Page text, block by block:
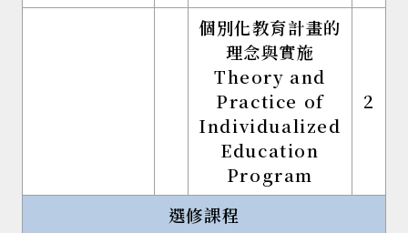
個別化教育計畫的
理念與實施
Theory and
Practice of
Individualized
Education
Program
2
選修課程